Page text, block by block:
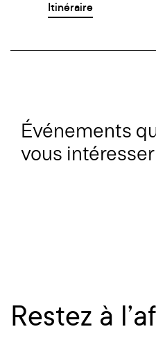
Itinéraire
Événements
vous intéresser
Restez à